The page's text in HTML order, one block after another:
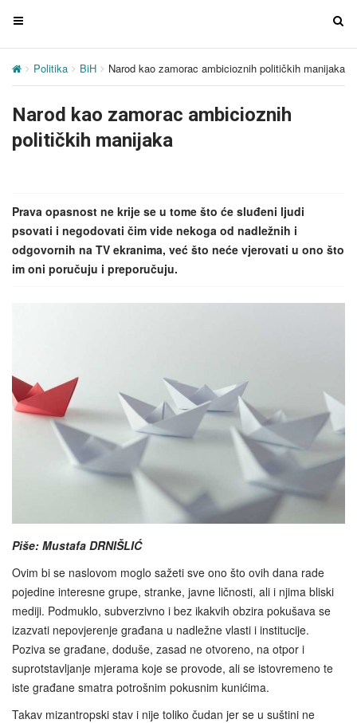
T
g
e
n
a
g
a
t
i
T
g
t
n
Politika BiH Narod kao zamorac ambicioznih političkih manijaka
Narod kao zamorac ambicioznih
političkih manijaka
Prava opasnost ne krije se u tome što će sluđeni ljudi
psovati i negodovati čim vide nekoga od nadležnih i
odgovornih na TV ekranima, već što neće vjerovati u ono što
im oni poručuju i preporučuju.
Piše: Mustafa DRNIŠLIĆ
Ovim bi se naslovom moglo sažeti sve ono što ovih dana rade
pojedine interesne grupe, stranke, javne ličnosti, ali i njima bliski
mediji. Podmuklo, subverzivno i bez ikakvih obzira pokušava se
izazvati nepovjerenje građana u nadležne vlasti i institucije.
Poziva se građane, doduše, zasad ne otvoreno, na otpor i
suprotstavljanje mjerama koje se provode, ali se istovremeno te
iste građane smatra potrošnim pokusnim kunićima.
Takav mizantropski stav i nije toliko čudan jer se u suštini ne